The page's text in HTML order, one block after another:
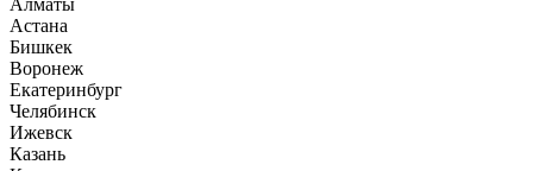
Алматы
Астана
Бишкек
Воронеж
Екатеринбург
Челябинск
Ижевск
Казань